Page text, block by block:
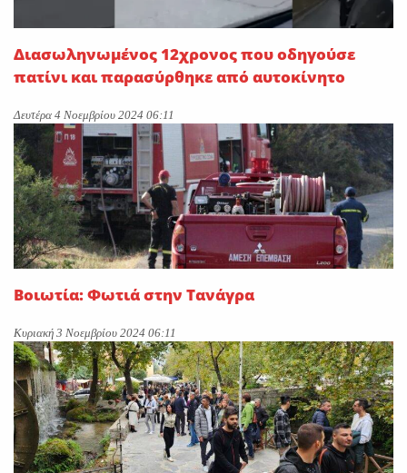
Διασωληνωμένος 12χρονος που οδηγούσε
πατίνι και παρασύρθηκε από αυτοκίνητο
Δευτέρα 4 Νοεμβρίου 2024 06:11
Βοιωτία: Φωτιά στην Τανάγρα
Κυριακή 3 Νοεμβρίου 2024 06:11